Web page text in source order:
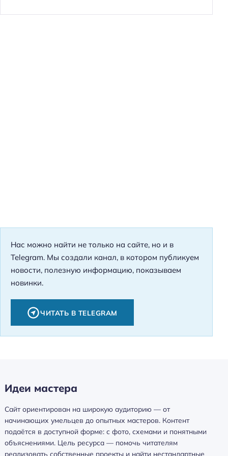
Нас можно найти не только на сайте, но и в
Telegram. Мы создали канал, в котором публикуем
новости, полезную информацию, показываем
новинки.
ЧИТАТЬ В TELEGRAM
Идеи мастера
Сайт ориентирован на широкую аудиторию — от
начинающих умельцев до опытных мастеров. Контент
подаётся в доступной форме: с фото, схемами и понятными
объяснениями. Цель ресурса — помочь читателям
реализовать собственные проекты и найти нестандартные